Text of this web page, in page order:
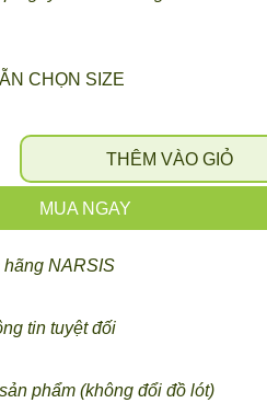
MUA NGAY
THÊM VÀO GIỎ
CHỌN SIZE
phẩm (không đổi đồ lót)
tin tuyệt đối
NARSIS